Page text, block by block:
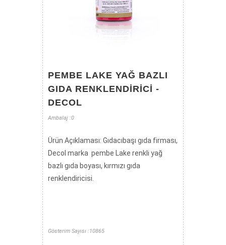
PEMBE LAKE YAĞ BAZLI
GIDA RENKLENDIRICI -
DECOL
Ambalaj :0
Ürün Açıklaması: Gıdacıbaşı gıda firması,
Decol marka pembe Lake renkli yağ
bazlı gıda boyası, kırmızı gıda
renklendiricisi.
Gösterim Sayısı :10865